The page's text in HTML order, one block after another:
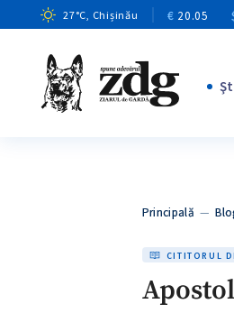
27°C, Chișinău € 20.05
Principală —
CITITORUL